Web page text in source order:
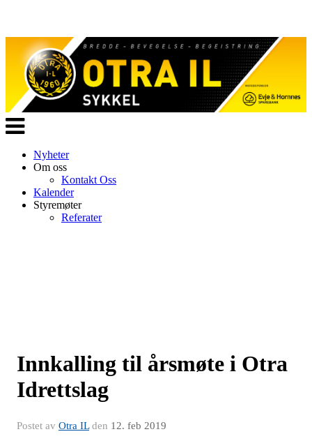
Veksle
navigasjon
Nyheter
Om oss
Kontakt Oss
Kalender
Styremøter
Referater
Innkalling til årsmøte i Otra
Idrettslag
Postet av Otra ILden 12. feb 2019